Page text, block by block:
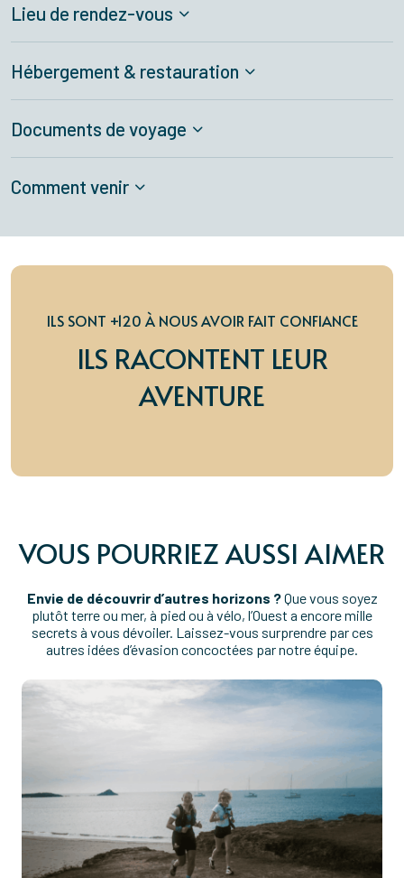
Lieu de rendez-vous
Hébergement & restauration
Documents de voyage
Comment venir
ILS SONT +120 À NOUS AVOIR FAIT CONFIANCE
ILS RACONTENT LEUR
AVENTURE
VOUS POURRIEZ AUSSI AIMER
Envie de découvrir d’autres horizons ?Que vous soyez
plutôt terre ou mer, à pied ou à vélo, l’Ouest a encore mille
secrets à vous dévoiler. Laissez-vous surprendre par ces
autres idées d’évasion concoctées par notre équipe.